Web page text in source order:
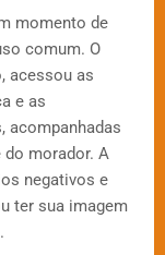
momento de
comum. O
acessou as
e as
acompanhadas
do morador. A
negativos e
ter sua imagem